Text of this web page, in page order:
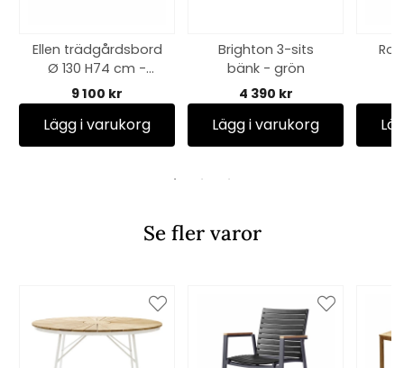
Ellen trädgårdsbord
Ø 130 H74 cm -
antracit/teak
9 100 kr
Lägg i varukorg
Brighton 3-sits
bänk - grön
4 390 kr
Lägg i varukorg
Se fler varor